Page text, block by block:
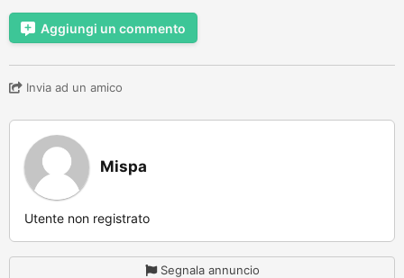
Aggiungi un commento
Invia ad un amico
Mispa
Utente non registrato
Segnala annuncio